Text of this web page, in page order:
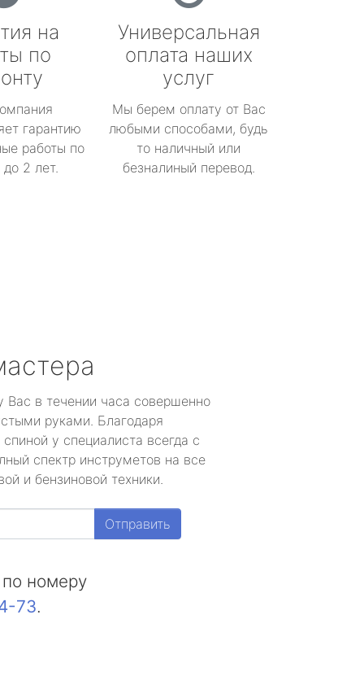
на
по
гарантию
работы по
2 лет.
Универсальная
оплата наших
услуг
Мы берем оплату от Вас
любыми способами, будь
то наличный или
безналиный перевод.
Вас в течении часа совершенно
руками. Благодаря
у специалиста всегда с
спектр инструметов на все
и бензиновой техники.
Отправить
номеру
73.